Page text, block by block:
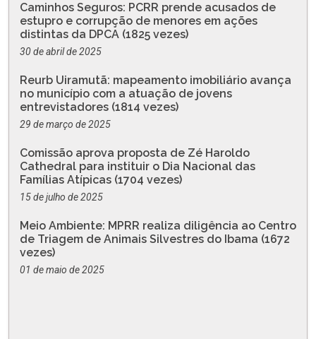
Caminhos Seguros: PCRR prende acusados de
estupro e corrupção de menores em ações
distintas da DPCA (1825 vezes)
30 de abril de 2025
Reurb Uiramutã: mapeamento imobiliário avança
no município com a atuação de jovens
entrevistadores (1814 vezes)
29 de março de 2025
Comissão aprova proposta de Zé Haroldo
Cathedral para instituir o Dia Nacional das
Famílias Atípicas (1704 vezes)
15 de julho de 2025
Meio Ambiente: MPRR realiza diligência ao Centro
de Triagem de Animais Silvestres do Ibama (1672
vezes)
01 de maio de 2025